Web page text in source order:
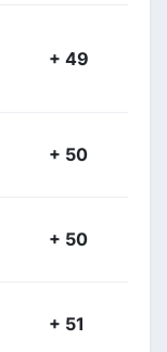
+ 49
+ 50
+ 50
+ 51